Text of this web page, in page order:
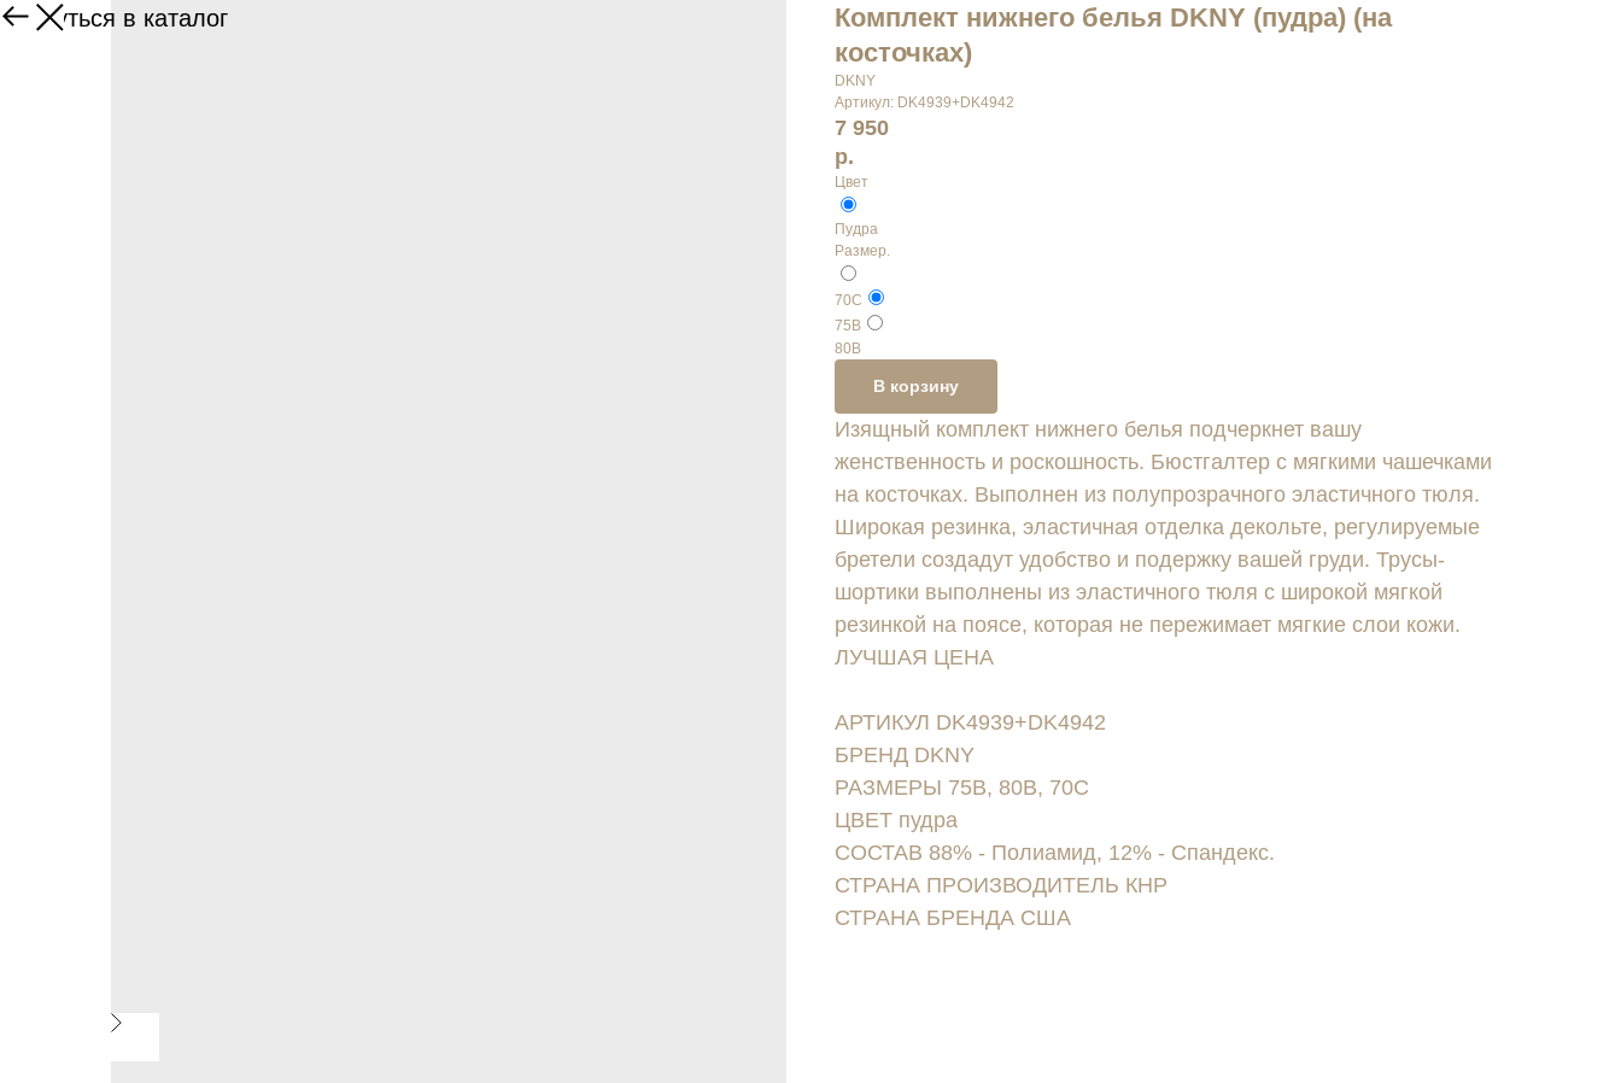
Вернуться в каталог
Комплект нижнего белья DKNY (пудра) (на
косточках)
DKNY
Артикул: DK4939+DK4942
7 950
р.
Цвет
Пудра
Размер.
70С
75В
80B
В корзину
Изящный комплект нижнего белья подчеркнет вашу
женственность и роскошность. Бюстгалтер с мягкими чашечками
на косточках. Выполнен из полупрозрачного эластичного тюля.
Широкая резинка, эластичная отделка декольте, регулируемые
бретели создадут удобство и подержку вашей груди. Трусы-
шортики выполнены из эластичного тюля с широкой мягкой
резинкой на поясе, которая не пережимает мягкие слои кожи.
ЛУЧШАЯ ЦЕНА
АРТИКУЛ DK4939+DK4942
БРЕНД DKNY
РАЗМЕРЫ 75B, 80B, 70C
ЦВЕТ пудра
СОСТАВ 88% - Полиамид, 12% - Спандекс.
СТРАНА ПРОИЗВОДИТЕЛЬ КНР
СТРАНА БРЕНДА США